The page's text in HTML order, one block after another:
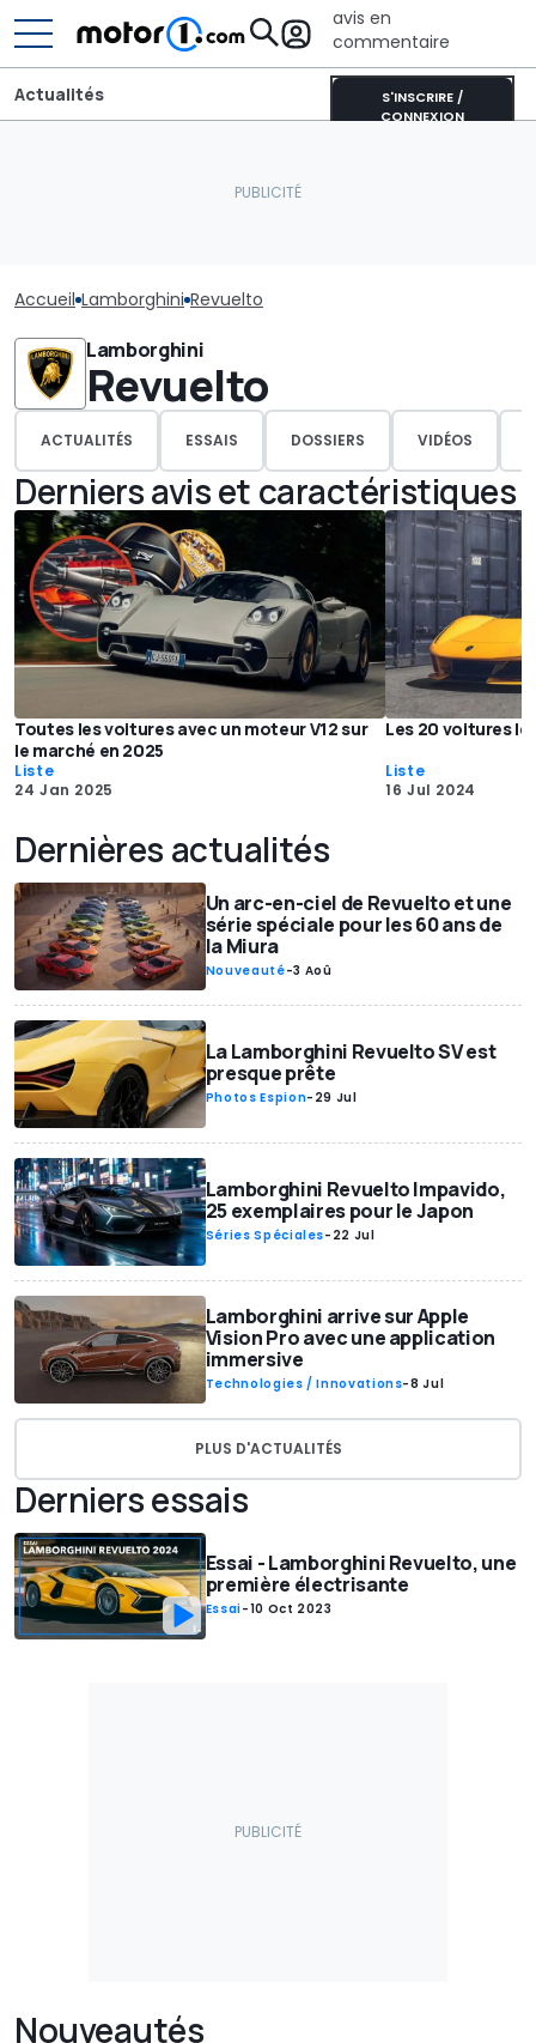
avis en
commentaire
S'INSCRIRE /
CONNEXION
Actualités
Accueil Lamborghini Revuelto
Lamborghini
Revuelto
ACTUALITÉS ESSAIS DOSSIERS VIDÉOS
Derniers avis et caractéristiques
Toutes les voitures avec un moteur V12 sur
le marché en 2025
Liste
24 Jan 2025
Les 20 voitures
Liste
16 Jul 2024
Dernières actualités
Un arc-en-ciel de Revuelto et une
série spéciale pour les 60 ans de
la Miura
Nouveauté-3 Aoû
La Lamborghini Revuelto SV est
presque prête
Photos Espion- 29 Jul
Lamborghini Revuelto Impavido,
25 exemplaires pour le Japon
Séries Spéciales- 22 Jul
Lamborghini arrive sur Apple
Vision Pro avec une application
immersive
Technologies / Innovations-8 Jul
PLUS D'ACTUALITÉS
Derniers essais
Essai - Lamborghini Revuelto, une
première électrisante
Essai-10 Oct 2023
Nouveautés